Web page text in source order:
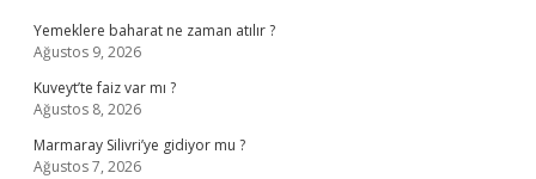
Yemeklere baharat ne zaman atılır ?
Ağustos 9, 2026
Kuveyt’te faiz var mı ?
Ağustos 8, 2026
Marmaray Silivri’ye gidiyor mu ?
Ağustos 7, 2026